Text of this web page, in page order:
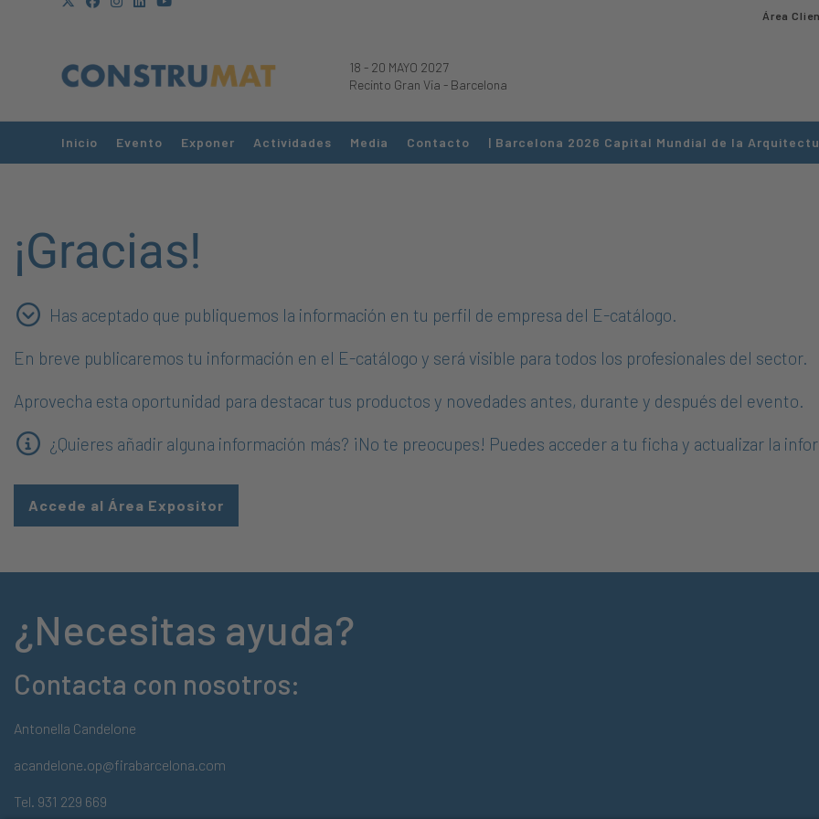
Área
18 - 20 MAYO 2027
Recinto Gran Via - Barcelona
Inicio Evento Exponer Actividades Media Contacto | Barcelona 2026 Capital Mundial de la
¡Gracias!
Has aceptado que publiquemos la información en tu perfil de empresa del E-catálogo.
En breve publicaremos tu información en el E-catálogo y será visible para todos los profesionales del sector.
Aprovecha esta oportunidad para destacar tus productos y novedades antes, durante y después del evento.
¿Quieres añadir alguna información más? ¡No te preocupes! Puedes acceder a tu ficha y actualizar la
Accede al Área Expositor
¿Necesitas ayuda?
Contacta con nosotros:
Antonella Candelone
acandelone.op@firabarcelona.com
Tel. 931 229 669